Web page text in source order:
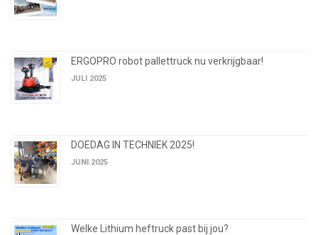
ERGOPRO robot pallettruck nu verkrijgbaar!
JULI 2025
DOEDAG IN TECHNIEK 2025!
JUNI 2025
Welke Lithium heftruck past bij jou?